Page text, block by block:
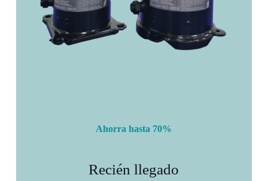
Ahorra hasta 70%
Recién llegado